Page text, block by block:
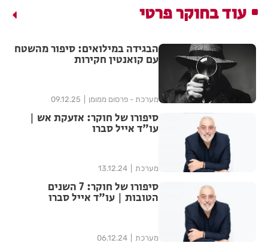
עוד בחוקר פרטי
הבגידה במילואים: סיפור מהשטח
עם קואנטין חקירות
מערכת - פרסום ממומן 09.12.25
סיפורו של חוקר: אזעקת אש |
עו"ד אייל סברו
מערכת 13.12.24
סיפורו של חוקר: 7 השנים
הטובות | עו"ד אייל סברו
מערכת 06.12.24